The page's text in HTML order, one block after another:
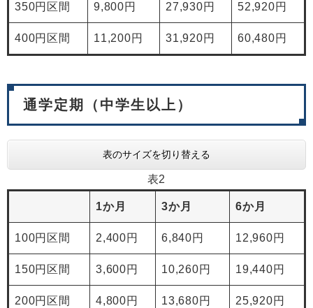
350円区間 9,800円 27,930円 52,920円
400円区間 11,200円 31,920円 60,480円
通学定期（中学生以上）
表のサイズを切り替える
表2
1か月 3か月 6か月
100円区間 2,400円 6,840円 12,960円
150円区間 3,600円 10,260円 19,440円
200円区間 4,800円 13,680円 25,920円